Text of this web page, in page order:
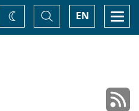
EN
Basculer
la
recherche
Changez
de